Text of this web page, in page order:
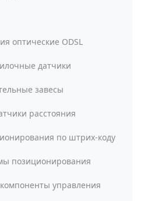
оптические ODSL
датчики
завесы
расстояния
по штрих-коду
позиционирования
управления